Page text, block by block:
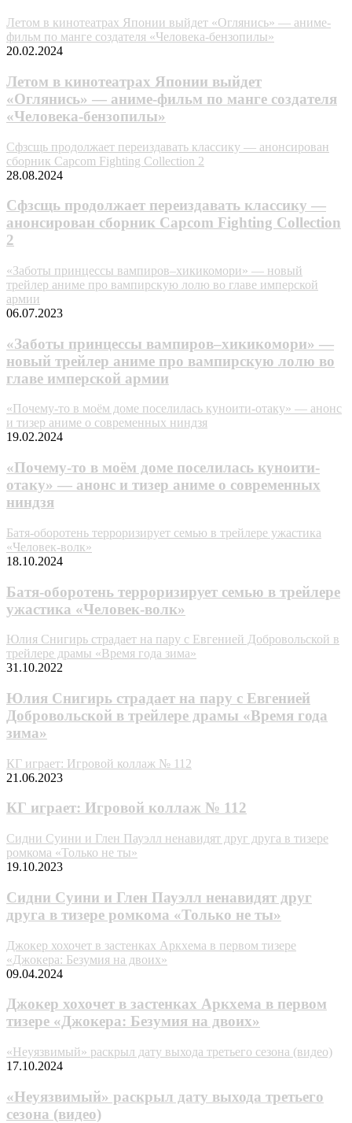
Летом в кинотеатрах Японии выйдет «Оглянись» — аниме-
фильм по манге создателя «Человека-бензопилы»
20.02.2024
Летом в кинотеатрах Японии выйдет
«Оглянись» — аниме-фильм по манге создателя
«Человека-бензопилы»
Сфзсщь продолжает переиздавать классику — анонсирован
сборник Capcom Fighting Collection 2
28.08.2024
Сфзсщь продолжает переиздавать классику —
анонсирован сборник Capcom Fighting Collection
2
«Заботы принцессы вампиров–хикикомори» — новый
трейлер аниме про вампирскую лолю во главе имперской
армии
06.07.2023
«Заботы принцессы вампиров–хикикомори» —
новый трейлер аниме про вампирскую лолю во
главе имперской армии
«Почему-то в моём доме поселилась куноити-отаку» — анонс
и тизер аниме о современных ниндзя
19.02.2024
«Почему-то в моём доме поселилась куноити-
отаку» — анонс и тизер аниме о современных
ниндзя
Батя-оборотень терроризирует семью в трейлере ужастика
«Человек-волк»
18.10.2024
Батя-оборотень терроризирует семью в трейлере
ужастика «Человек-волк»
Юлия Снигирь страдает на пару с Евгенией Добровольской в
трейлере драмы «Время года зима»
31.10.2022
Юлия Снигирь страдает на пару с Евгенией
Добровольской в трейлере драмы «Время года
зима»
КГ играет: Игровой коллаж № 112
21.06.2023
КГ играет: Игровой коллаж № 112
Сидни Суини и Глен Пауэлл ненавидят друг друга в тизере
ромкома «Только не ты»
19.10.2023
Сидни Суини и Глен Пауэлл ненавидят друг
друга в тизере ромкома «Только не ты»
Джокер хохочет в застенках Аркхема в первом тизере
«Джокера: Безумия на двоих»
09.04.2024
Джокер хохочет в застенках Аркхема в первом
тизере «Джокера: Безумия на двоих»
«Неуязвимый» раскрыл дату выхода третьего сезона (видео)
17.10.2024
«Неуязвимый» раскрыл дату выхода третьего
сезона (видео)